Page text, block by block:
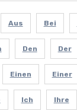
Aus Bei
Den Der
Einen Einer
Ich Ihre